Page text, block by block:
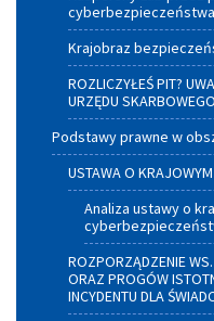
Krajobraz
ROZLICZYŁEŚ PIT?
URZĘDU SKARBOWEGO
Podstawy prawne w
USTAWA O
Analiza ustawy o
ROZPORZĄDZENIE
ORAZ PROGÓW
INCYDENTU DLA